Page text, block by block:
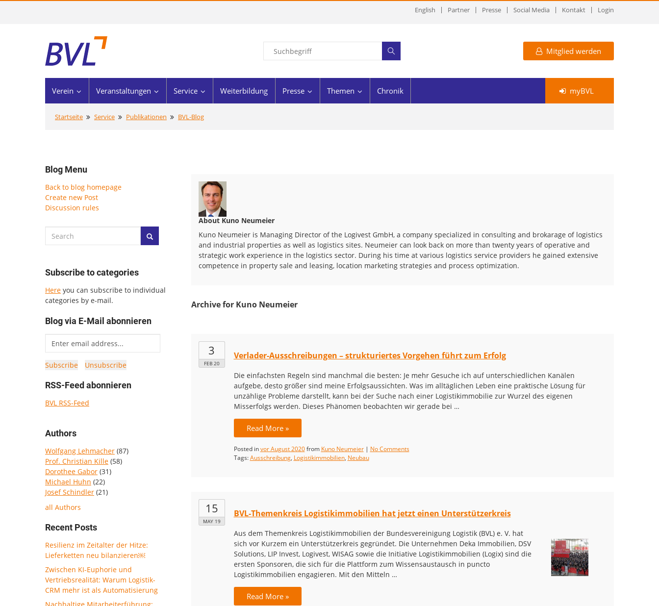
English Partner Presse Social Media Kontakt Login
Mitglied werden
Verein Veranstaltungen Service Weiterbildung Presse Themen Chronik myBVL
Startseite Service Publikationen BVL-Blog
Blog Menu
Back to blog homepage
Create new Post
Discussion rules
Subscribe to categories
Here you can subscribe to individual
categories by e-mail.
Blog via E-Mail abonnieren
RSS-Feed abonnieren
BVL RSS-Feed
Authors
Wolfgang Lehmacher (87)
Prof. Christian Kille (58)
Dorothee Gabor (31)
Michael Huhn (22)
Josef Schindler (21)
all Authors
Recent Posts
Resilienz im Zeitalter der Hitze:
Lieferketten neu bilanzieren￼
Zwischen KI-Euphorie und
Vertriebsrealität: Warum Logistik-
CRM mehr ist als Automatisierung
About Kuno Neumeier
Kuno Neumeier is Managing Director of the Logivest GmbH, a company specialized in consulting and brokarage of logistics
and industrial properties as well as logistics sites. Neumeier can look back on more than twenty years of operative and
strategic work experience in the logistics sector. During his time at various logistics service providers he gained extensive
competence in property sale and leasing, location marketing strategies and process optimization.
Archive for Kuno Neumeier
3
FEB 20
Verlader-Ausschreibungen – strukturiertes Vorgehen führt zum Erfolg
Die einfachsten Regeln sind manchmal die besten: Je mehr Gesuche ich auf unterschiedlichen Kanälen
aufgebe, desto größer sind meine Erfolgsaussichten. Was im alltäglichen Leben eine praktische Lösung für
unzählige Probleme darstellt, kann bei der Suche nach einer Logistikimmobilie zur Wurzel des eigenen
Misserfolgs werden. Dieses Phänomen beobachten wir gerade bei …
Read More »
Posted invor August 2020from Kuno Neumeier| No Comments
Tags:Ausschreibung, Logistikimmobilien, Neubau
15
MAY 19
BVL-Themenkreis Logistikimmobilien hat jetzt einen Unterstützerkreis
Aus dem Themenkreis Logistikimmobilien der Bundesvereinigung Logistik (BVL) e. V. hat
sich vor Kurzem ein Unterstützerkreis gegründet. Die Unternehmen Deka Immobilien, DSV
Solutions, LIP Invest, Logivest, WISAG sowie die Initiative Logistikimmobilien (Logix) sind die
ersten Sponsoren, die sich für die Plattform zum Wissensaustausch in puncto
Logistikimmobilien engagieren. Mit den Mitteln …
Read More »